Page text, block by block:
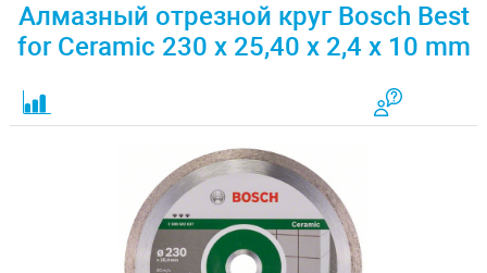
Алмазный отрезной круг Bosch Best
for Ceramic 230 x 25,40 x 2,4 x 10 mm